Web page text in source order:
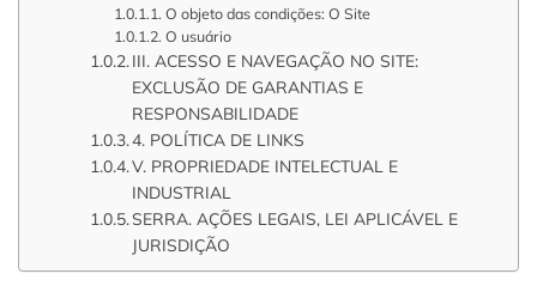
O objeto das condições: O Site
O usuário
III. ACESSO E NAVEGAÇÃO NO SITE:
EXCLUSÃO DE GARANTIAS E
RESPONSABILIDADE
4. POLÍTICA DE LINKS
V. PROPRIEDADE INTELECTUAL E
INDUSTRIAL
SERRA. AÇÕES LEGAIS, LEI APLICÁVEL E
JURISDIÇÃO